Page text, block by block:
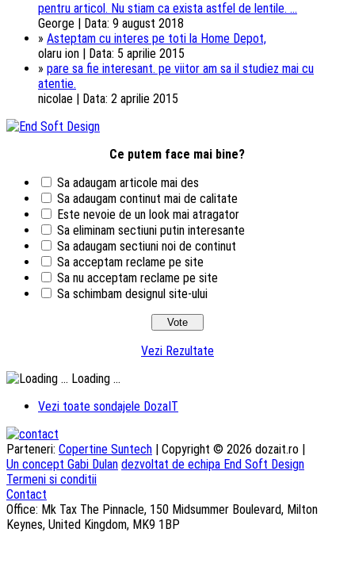
pentru articol. Nu stiam ca exista astfel de lentile. ...
George | Data: 9 august 2018
» Asteptam cu interes pe toti la Home Depot,
olaru ion | Data: 5 aprilie 2015
» pare sa fie interesant. pe viitor am sa il studiez mai cu
atentie.
nicolae | Data: 2 aprilie 2015
Ce putem face mai bine?
Sa adaugam articole mai des
Sa adaugam continut mai de calitate
Este nevoie de un look mai atragator
Sa eliminam sectiuni putin interesante
Sa adaugam sectiuni noi de continut
Sa acceptam reclame pe site
Sa nu acceptam reclame pe site
Sa schimbam designul site-ului
Vezi Rezultate
Loading ...
Vezi toate sondajele DozaIT
Parteneri: Copertine Suntech | Copyright © 2026 dozait.ro |
Un concept Gabi Dulan dezvoltat de echipa End Soft Design
Termeni si conditii
Contact
Office: Mk Tax The Pinnacle, 150 Midsummer Boulevard, Milton
Keynes, United Kingdom, MK9 1BP